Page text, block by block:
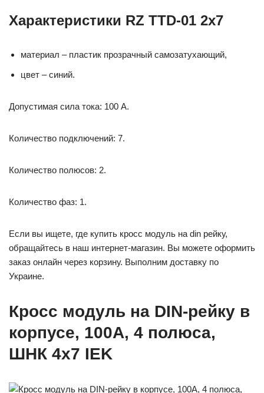
Характеристики RZ TTD-01 2х7
материал – пластик прозрачный самозатухающий,
цвет – синий.
Допустимая сила тока: 100 А.
Количество подключений: 7.
Количество полюсов: 2.
Количество фаз: 1.
Если вы ищете, где купить кросс модуль на din рейку,
обращайтесь в наш интернет-магазин. Вы можете оформить
заказ онлайн через корзину. Выполним доставку по
Украине.
Кросс модуль на DIN-рейку в
корпусе, 100А, 4 полюса,
ШНК 4х7 IEK